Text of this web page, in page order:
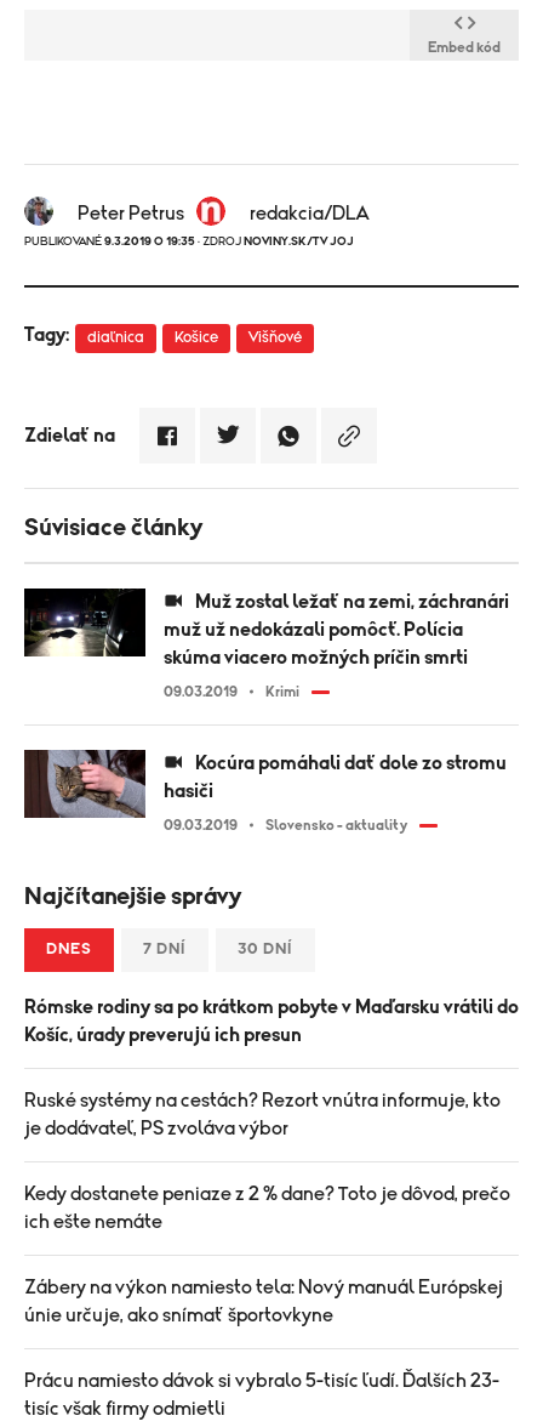
Embed kód
Peter Petrus redakcia/DLA
PUBLIKOVANÉ 9.3.2019 O 19:35 · ZDROJ NOVINY.SK/TV JOJ
Tagy: diaľnica Košice Višňové
Zdielať na
Súvisiace články
muž už nedokázali pomôcť. Polícia
skúma viacero možných príčin smrti
09.03.2019 Krimi
hasiči
09.03.2019 Slovensko - aktuality
Najčítanejšie správy
DNES 7 DNÍ 30 DNÍ
Rómske rodiny sa po krátkom pobyte v Maďarsku vrátili do
Košíc, úrady preverujú ich presun
Ruské systémy na cestách? Rezort vnútra informuje, kto
je dodávateľ, PS zvoláva výbor
Kedy dostanete peniaze z 2 % dane? Toto je dôvod, prečo
ich ešte nemáte
Zábery na výkon namiesto tela: Nový manuál Európskej
únie určuje, ako snímať športovkyne
Prácu namiesto dávok si vybralo 5-tisíc ľudí. Ďalších 23-
tisíc však firmy odmietli